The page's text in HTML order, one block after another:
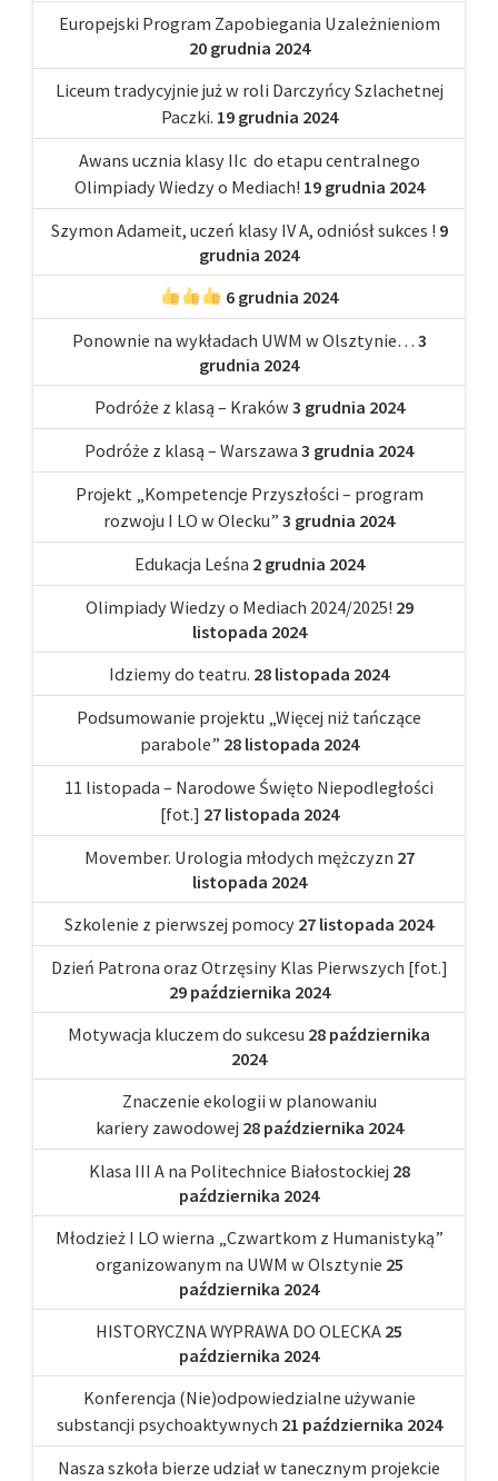
Europejski Program Zapobiegania Uzależnieniom
20 grudnia 2024
Liceum tradycyjnie już w roli Darczyńcy Szlachetnej
Paczki. 19 grudnia 2024
Awans ucznia klasy IIc do etapu centralnego
Olimpiady Wiedzy o Mediach! 19 grudnia 2024
Szymon Adameit, uczeń klasy IV A, odniósł sukces ! 9
grudnia 2024
6 grudnia 2024
Ponownie na wykładach UWM w Olsztynie… 3
grudnia 2024
Podróże z klasą – Kraków 3 grudnia 2024
Podróże z klasą – Warszawa 3 grudnia 2024
Projekt „Kompetencje Przyszłości – program
rozwoju I LO w Olecku” 3 grudnia 2024
Edukacja Leśna 2 grudnia 2024
Olimpiady Wiedzy o Mediach 2024/2025! 29
listopada 2024
Idziemy do teatru. 28 listopada 2024
Podsumowanie projektu „Więcej niż tańczące
parabole” 28 listopada 2024
11 listopada – Narodowe Święto Niepodległości
[fot.] 27 listopada 2024
Movember. Urologia młodych mężczyzn 27
listopada 2024
Szkolenie z pierwszej pomocy 27 listopada 2024
Dzień Patrona oraz Otrzęsiny Klas Pierwszych [fot.]
29 października 2024
Motywacja kluczem do sukcesu 28 października
2024
Znaczenie ekologii w planowaniu
kariery zawodowej 28 października 2024
Klasa III A na Politechnice Białostockiej 28
października 2024
Młodzież I LO wierna „Czwartkom z Humanistyką”
organizowanym na UWM w Olsztynie 25
października 2024
HISTORYCZNA WYPRAWA DO OLECKA 25
października 2024
Konferencja (Nie)odpowiedzialne używanie
substancji psychoaktywnych 21 października 2024
Nasza szkoła bierze udział w tanecznym projekcie